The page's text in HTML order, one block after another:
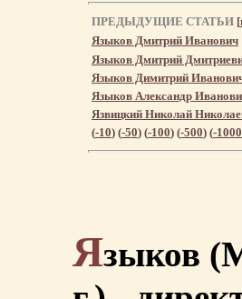
ПРЕДЫДУЩИЕ СТАТЬИ [
Языков Дмитрий Иванович
Языков Дмитрий
Языков Димитрий
Языков Александр
Язвицкий Николай
(-10) (-50) (-100) (-500) (-1000
Языков